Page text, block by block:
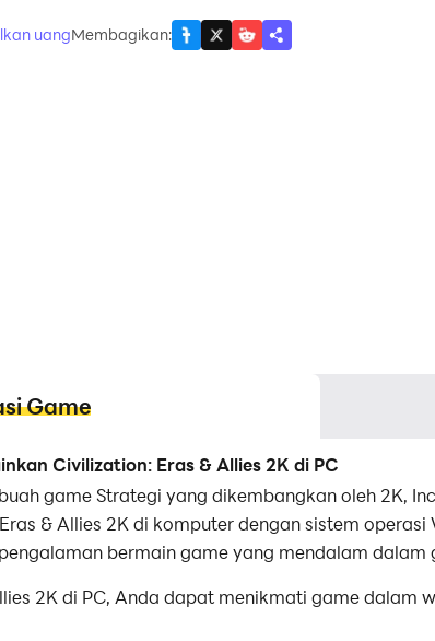
uangMembagikan:
Game
Civilization: Eras & Allies 2K di PC
game Strategi yang dikembangkan oleh 2K,
& Allies 2K di komputer dengan sistem
bermain game yang mendalam dalam
2K di PC, Anda dapat menikmati game
akan memungkinkan Anda untuk meningkatkan